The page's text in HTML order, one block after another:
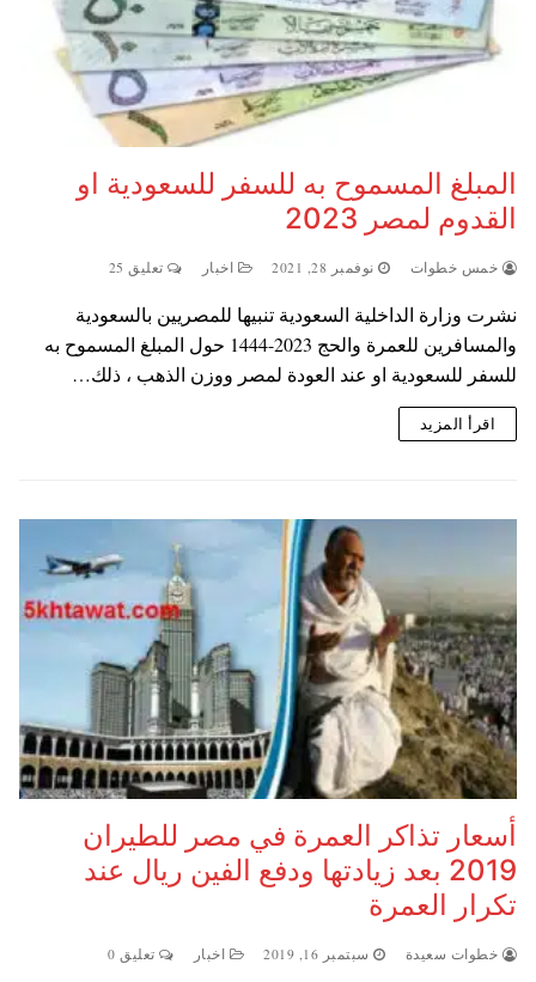
المبلغ المسموح به للسفر للسعودية او
القدوم لمصر 2023
خمس خطوات نوفمبر 28, 2021 اخبار تعليق 25
نشرت وزارة الداخلية السعودية تنبيها للمصريين بالسعودية
والمسافرين للعمرة والحج 2023-1444 حول المبلغ المسموح به
للسفر للسعودية او عند العودة لمصر ووزن الذهب ، ذلك…
اقرأ المزيد
أسعار تذاكر العمرة في مصر للطيران
2019 بعد زيادتها ودفع الفين ريال عند
تكرار العمرة
خطوات سعيدة سبتمبر 16, 2019 اخبار تعليق 0